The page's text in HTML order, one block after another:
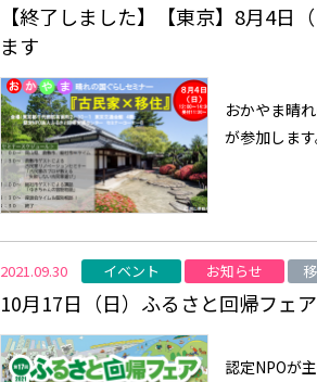
【終了しました】【東京】8月4
ます
おかやま晴
が参加しま
2021.09.30 イベント お知らせ
10月17日（日）ふるさと回帰フェア
認定NPOが